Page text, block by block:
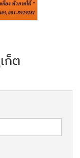
ก็ต